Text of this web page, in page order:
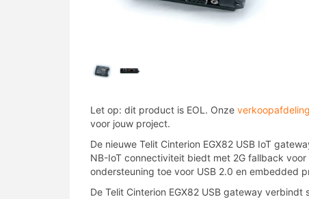
Let op: dit product is EOL. Onze verkoopafdeling
voor jouw project.
De nieuwe Telit Cinterion EGX82 USB IoT
NB-IoT connectiviteit biedt met 2G fallback
ondersteuning toe voor USB 2.0 en embedded
De Telit Cinterion EGX82 USB gateway